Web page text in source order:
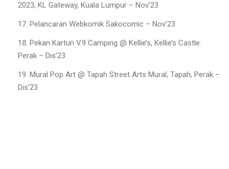
2023, KL Gateway, Kuala Lumpur – Nov’23
Pelancaran Webkomik Sakocomic – Nov’23
Pekan Kartun V.9 Camping @ Kellie’s, Kellie’s Castle.
Perak – Dis’23
Mural Pop Art @ Tapah Street Arts Mural, Tapah, Perak –
Dis’23